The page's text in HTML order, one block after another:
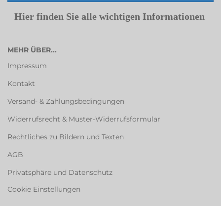
Hier finden Sie alle wichtigen Informationen
MEHR ÜBER...
Impressum
Kontakt
Versand- & Zahlungsbedingungen
Widerrufsrecht & Muster-Widerrufsformular
Rechtliches zu Bildern und Texten
AGB
Privatsphäre und Datenschutz
Cookie Einstellungen